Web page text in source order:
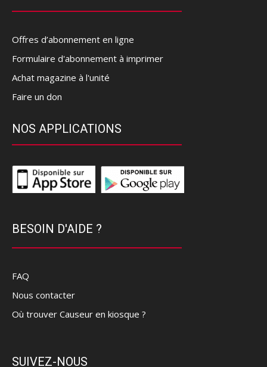
Offres d’abonnement en ligne
Formulaire d'abonnement à imprimer
Achat magazine à l'unité
Faire un don
NOS APPLICATIONS
BESOIN D'AIDE ?
FAQ
Nous contacter
Où trouver Causeur en kiosque ?
SUIVEZ-NOUS